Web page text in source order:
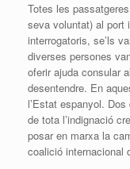
Totes les
seva voluntat) al port
interrogatoris, se’ls
diverses persones
oferir ajuda consular
desentendre. En
l’Estat espanyol.
de tota l’indignació
posar en marxa la
coalició internacional